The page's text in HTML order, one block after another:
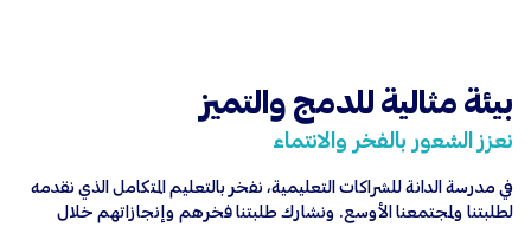
بيئة مثالية للدمج والتميز
نعزز الشعور بالفخر والانتماء
في مدرسة الدانة للشراكات التعليمية، نفخر بالتعليم المتكامل الذي نقدمه
لطلبتنا ولمجتمعنا الأوسع. ونشارك طلبتنا فخرهم وإنجازاتهم خلال